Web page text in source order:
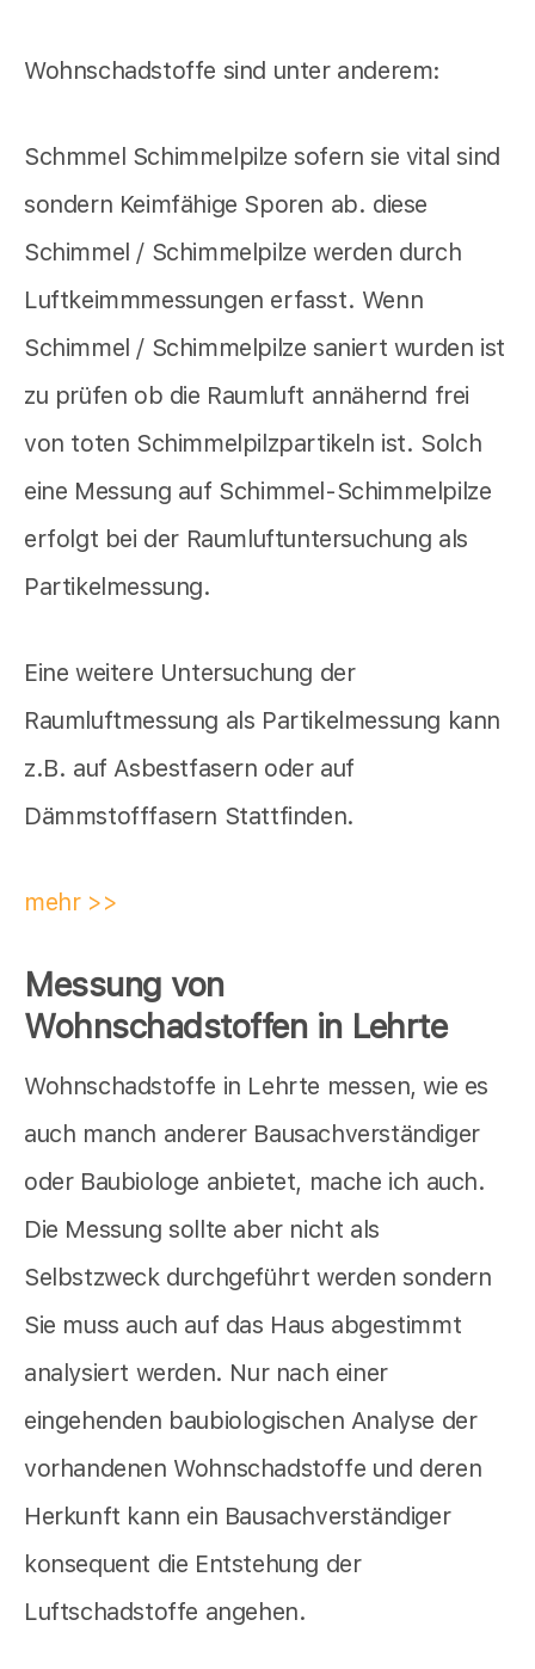
Wohnschadstoffe sind unter anderem:
Schmmel Schimmelpilze sofern sie vital sind
sondern Keimfähige Sporen ab. diese
Schimmel / Schimmelpilze werden durch
Luftkeimmmessungen erfasst. Wenn
Schimmel / Schimmelpilze saniert wurden ist
zu prüfen ob die Raumluft annähernd frei
von toten Schimmelpilzpartikeln ist. Solch
eine Messung auf Schimmel-Schimmelpilze
erfolgt bei der Raumluftuntersuchung als
Partikelmessung.
Eine weitere Untersuchung der
Raumluftmessung als Partikelmessung kann
z.B. auf Asbestfasern oder auf
Dämmstofffasern Stattfinden.
mehr >>
Messung von
Wohnschadstoffen in Lehrte
Wohnschadstoffe in Lehrte messen, wie es
auch manch anderer Bausachverständiger
oder Baubiologe anbietet, mache ich auch.
Die Messung sollte aber nicht als
Selbstzweck durchgeführt werden sondern
Sie muss auch auf das Haus abgestimmt
analysiert werden. Nur nach einer
eingehenden baubiologischen Analyse der
vorhandenen Wohnschadstoffe und deren
Herkunft kann ein Bausachverständiger
konsequent die Entstehung der
Luftschadstoffe angehen.